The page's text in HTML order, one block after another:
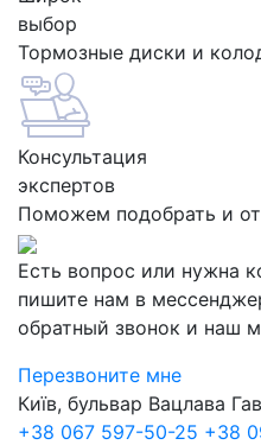
выбор
Тормозные диски и
Консультация
экспертов
Поможем подобрать и
Есть вопрос или нужна
пишите нам в
обратный звонок и наш
Перезвоните мне
Київ, бульвар Вацлава
+38 067 597-50-25 +38